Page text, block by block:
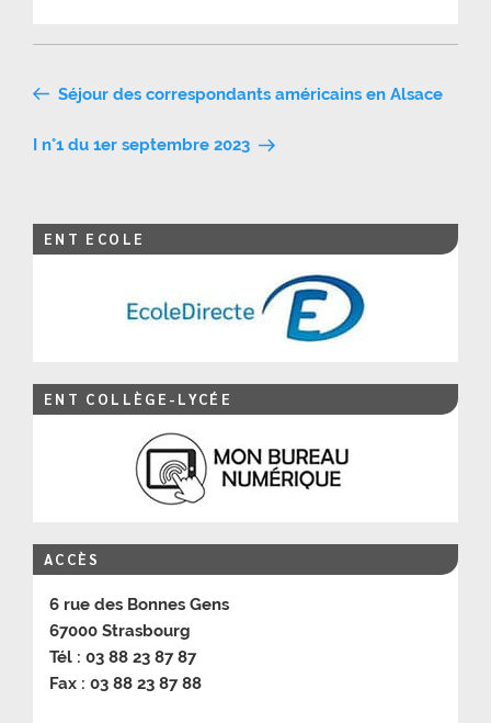
Navigation
de
Séjour des correspondants américains en Alsace
I n°1 du 1er septembre 2023
ENT ECOLE
ENT COLLÈGE-LYCÉE
ACCÈS
6 rue des Bonnes Gens
67000 Strasbourg
Tél : 03 88 23 87 87
Fax : 03 88 23 87 88